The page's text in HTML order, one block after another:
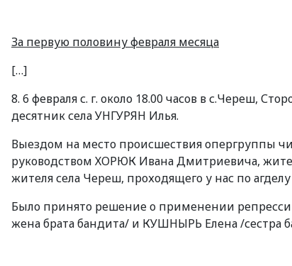
За первую половину февраля месяца
[…]
8. 6 февраля с. г. около 18.00 часов в с.Череш,
десятник села УНГУРЯН Илья.
Выездом на место происшествия опергруппы
руководством ХОРЮК Ивана Дмитриевича,
жителя села Череш, проходящего у нас по
Было принято решение о применении
жена брата бандита/ и КУШНЫРЬ Елена /сестра